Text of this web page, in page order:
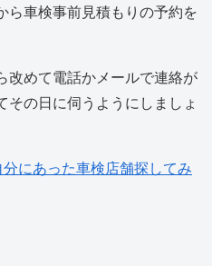
ら車検事前見積もりの予約を
めて電話かメールで連絡が
の日に伺うようにしましょ
にあった車検店舗探してみ